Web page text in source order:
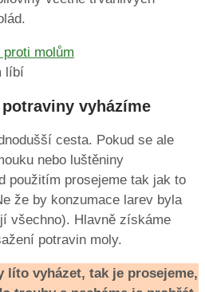
líbí
vyházíme
cesta. Pokud se ale
nebo luštěniny
použitím prosejeme tak jak to
že by konzumace larev byla
všechno). Hlavně získáme
potravin moly.
líto vyházet, tak je prosejeme,